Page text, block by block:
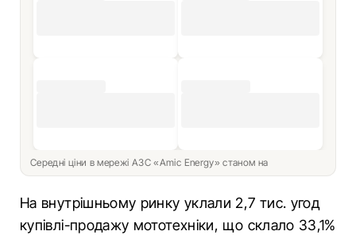
Середні ціни в мережі АЗС «Amic Energy» станом на
На внутрішньому ринку уклали 2,7 тис. угод
купівлі-продажу мототехніки, що склало 33,1%